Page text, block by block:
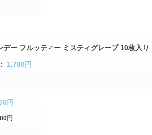
デー フルッティー ミスティグレープ 10枚入り
1,780円
円
円